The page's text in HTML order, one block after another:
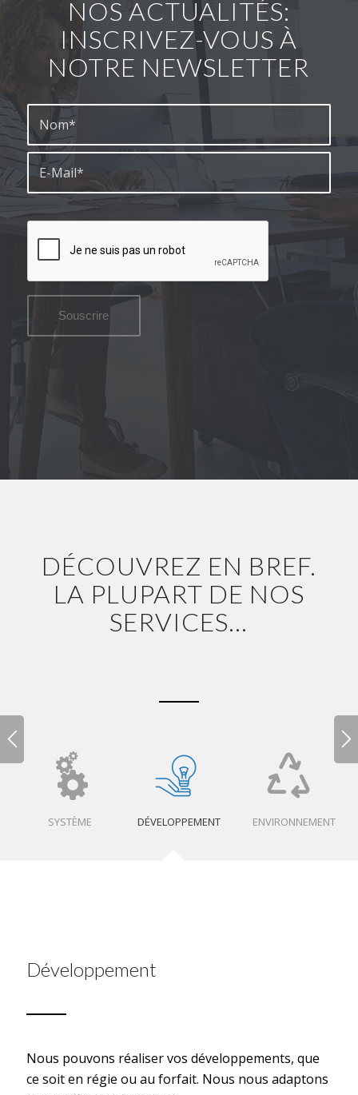
NOS ACTUALITÉS:
INSCRIVEZ-VOUS À
NOTRE NEWSLETTER
DÉCOUVREZ EN BREF.
LA PLUPART DE NOS
SERVICES…
SYSTÈME DÉVELOPPEMENT ENVIRONNEMENT
Développement
Nous pouvons réaliser vos développements, que
ce soit en régie ou au forfait. Nous nous adaptons